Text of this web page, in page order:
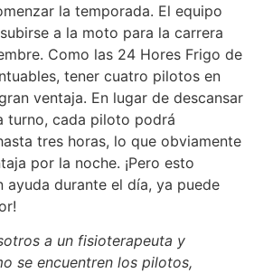
la temporada. El equipo
a la moto para la carrera
Como las 24 Hores Frigo de
tener cuatro pilotos en
ventaja. En lugar de descansar
turno, cada piloto podrá
tres horas, lo que obviamente
por la noche. ¡Pero esto
ayuda durante el día, ya puede
a un fisioterapeuta y
se encuentren los pilotos,